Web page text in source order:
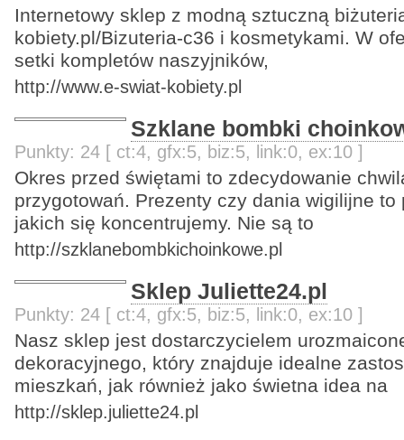
Internetowy sklep z modną sztuczną
kobiety.pl/Bizuteria-c36 i kosmetykami. W
setki kompletów naszyjników,
http://www.e-swiat-kobiety.pl
Szklane bombki
Punkty: 24 [ ct:4, gfx:5, biz:5, link:0, ex:10 ]
Okres przed świętami to zdecydowanie
przygotowań. Prezenty czy dania wigilijne to
jakich się koncentrujemy. Nie są to
http://szklanebombkichoinkowe.pl
Sklep Juliette24.pl
Punkty: 24 [ ct:4, gfx:5, biz:5, link:0, ex:10 ]
Nasz sklep jest dostarczycielem
dekoracyjnego, który znajduje idealne
mieszkań, jak również jako świetna idea na
http://sklep.juliette24.pl